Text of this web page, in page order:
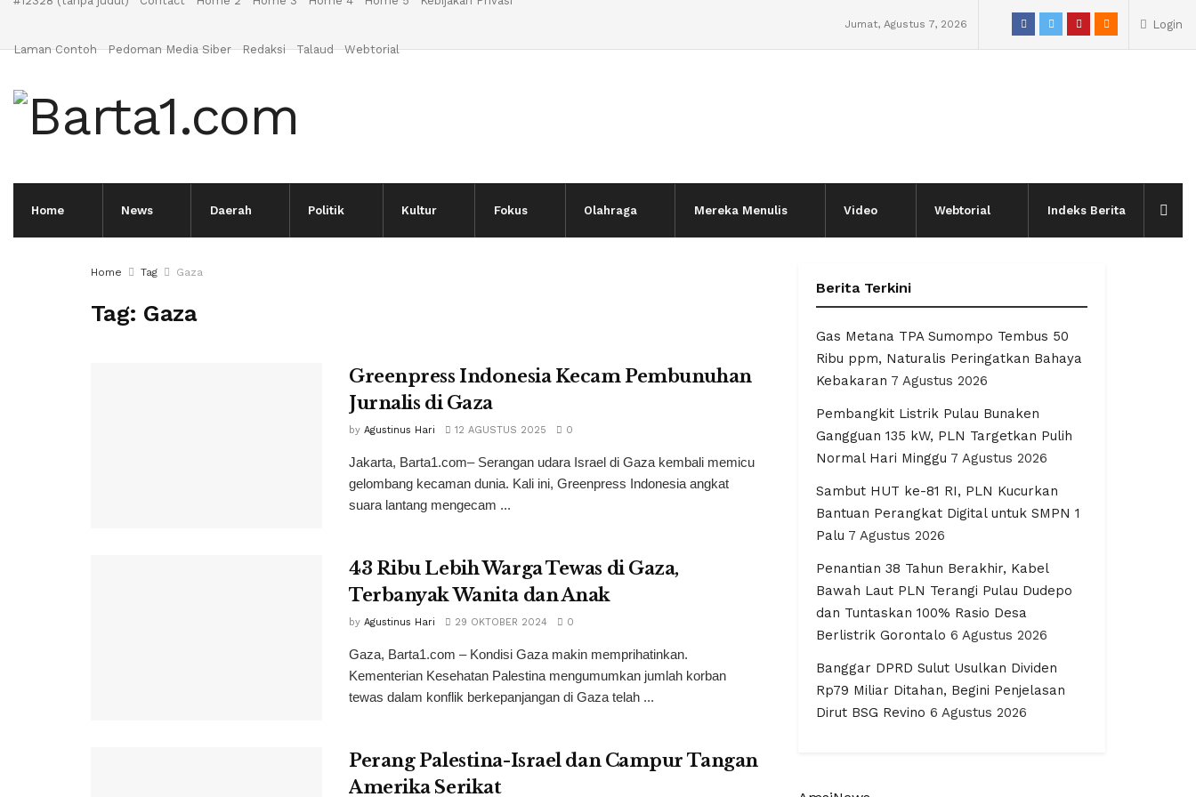
Laman Contoh Pedoman Media Siber Redaksi Talaud Webtorial
Jumat, Agustus 7, 2026 Login
Home News Daerah Politik Kultur Fokus Olahraga Mereka Menulis Video Webtorial Indeks Berita
Home Tag Gaza
Tag: Gaza
Greenpress Indonesia Kecam Pembunuhan
Jurnalis di Gaza
by Agustinus Hari 12 AGUSTUS 2025 0
Jakarta, Barta1.com– Serangan udara Israel di Gaza kembali memicu
gelombang kecaman dunia. Kali ini, Greenpress Indonesia angkat
suara lantang mengecam ...
43 Ribu Lebih Warga Tewas di Gaza,
Terbanyak Wanita dan Anak
by Agustinus Hari 29 OKTOBER 2024 0
Gaza, Barta1.com – Kondisi Gaza makin memprihatinkan.
Kementerian Kesehatan Palestina mengumumkan jumlah korban
tewas dalam konflik berkepanjangan di Gaza telah ...
Perang Palestina-Israel dan Campur Tangan
Amerika Serikat
Berita Terkini
Gas Metana TPA Sumompo Tembus 50
Ribu ppm, Naturalis Peringatkan Bahaya
Kebakaran 7 Agustus 2026
Pembangkit Listrik Pulau Bunaken
Gangguan 135 kW, PLN Targetkan Pulih
Normal Hari Minggu 7 Agustus 2026
Sambut HUT ke-81 RI, PLN Kucurkan
Bantuan Perangkat Digital untuk SMPN 1
Palu 7 Agustus 2026
Penantian 38 Tahun Berakhir, Kabel
Bawah Laut PLN Terangi Pulau Dudepo
dan Tuntaskan 100% Rasio Desa
Berlistrik Gorontalo 6 Agustus 2026
Banggar DPRD Sulut Usulkan Dividen
Rp79 Miliar Ditahan, Begini Penjelasan
Dirut BSG Revino 6 Agustus 2026